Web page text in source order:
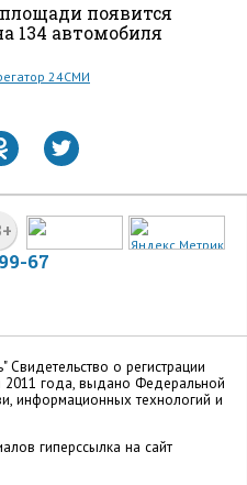
появится
134 автомобиля
24СМИ
67
Cвидетельство о регистрации
года, выдано Федеральной
информационных технологий и
гиперссылка на сайт